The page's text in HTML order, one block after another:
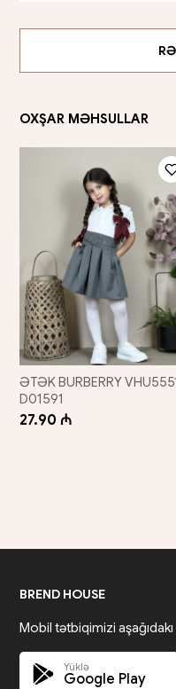
OXŞAR MƏHSULLAR
ƏTƏK BURBERRY
D01591
27.90 ₼
BREND HOUSE
Mobil tətbiqimizi
Yüklə
Google Play